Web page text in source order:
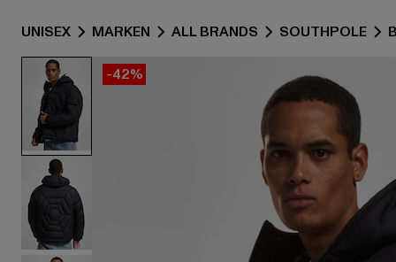
UNISEX MARKEN ALL BRANDS SOUTHPOLE
-42%